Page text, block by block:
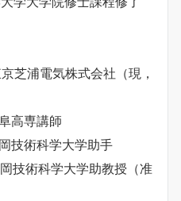
芝浦電気株式会社（現，
高専講師
技術科学大学助手
技術科学大学助教授（准